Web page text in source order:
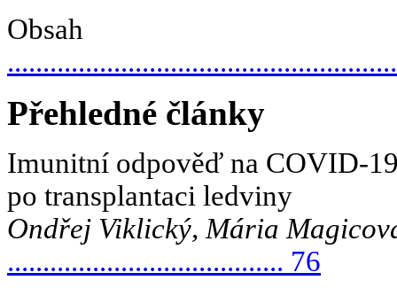
Obsah
Přehledné články
Imunitní odpověď na COVID-
po transplantaci ledviny
Ondřej Viklický, Mária
....................................... 76